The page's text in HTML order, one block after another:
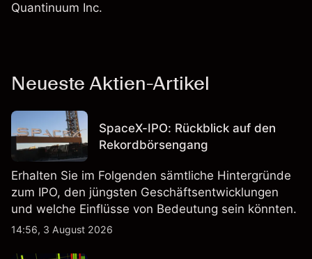
Quantinuum Inc.
Neueste Aktien-Artikel
SpaceX-IPO: Rückblick auf den
Rekordbörsengang
Erhalten Sie im Folgenden sämtliche Hintergründe
zum IPO, den jüngsten Geschäftsentwicklungen
und welche Einflüsse von Bedeutung sein könnten.
14:56, 3 August 2026